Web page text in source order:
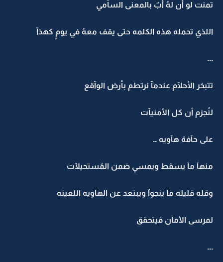
تمنت لو أن لهُ أبٌ بالمعنى السآمي
اللذي تحمله هذه الكلمه حتى يقف معهُ في يومٍ كهذآ
...
تتبخر الأحلآم عندمآ نرتطم بأرض الوآقع
لنُجزم أن كل الأمنيآت
على حآفة هآويه ..
منهآ مآ يسقط ويمسي ضمن المُستحيلآت
وقله قليله مآ ينجوآ ويبتعد عن الهآويه اللعينه
لمرسى الأمآن فيتحقق
...